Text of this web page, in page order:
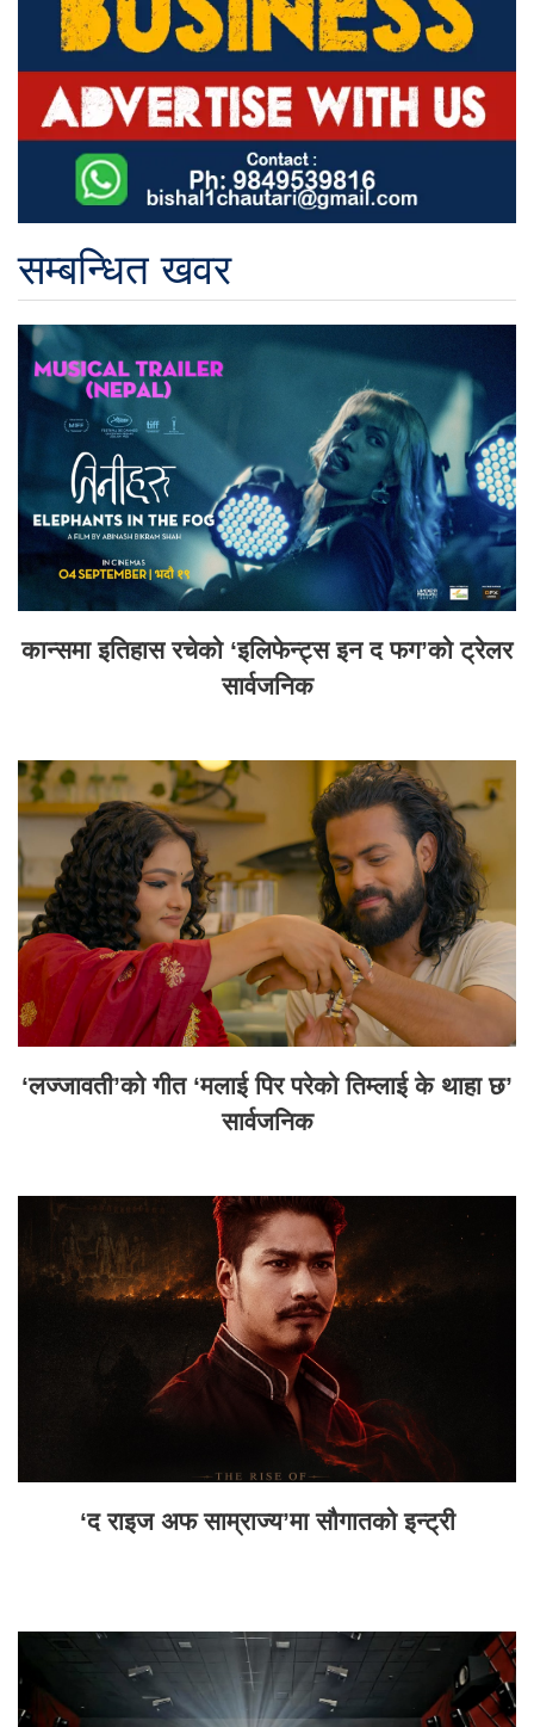
सम्बन्धित खवर
कान्समा इतिहास रचेको ‘इलिफेन्ट्स इन द फग’को ट्रेलर
सार्वजनिक
‘लज्जावती’को गीत ‘मलाई पिर परेको तिम्लाई के थाहा छ’
सार्वजनिक
‘द राइज अफ साम्राज्य’मा सौगातको इन्ट्री